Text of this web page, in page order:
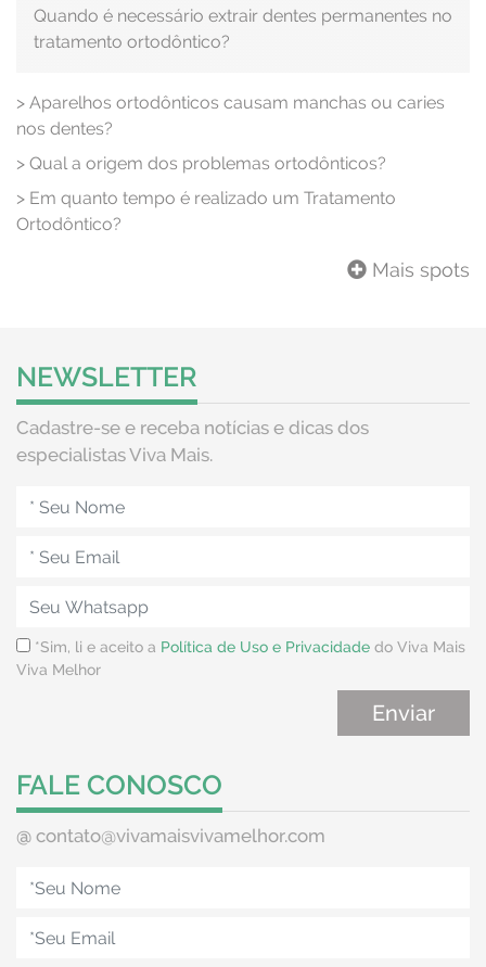
Quando é necessário extrair dentes permanentes no
tratamento ortodôntico?
> Aparelhos ortodônticos causam manchas ou caries
nos dentes?
> Qual a origem dos problemas ortodônticos?
> Em quanto tempo é realizado um Tratamento
Ortodôntico?
Mais spots
NEWSLETTER
Cadastre-se e receba notícias e dicas dos
especialistas Viva Mais.
*Sim, li e aceito a Política de Uso e Privacidade do Viva Mais
Viva Melhor
FALE CONOSCO
@ contato@vivamaisvivamelhor.com